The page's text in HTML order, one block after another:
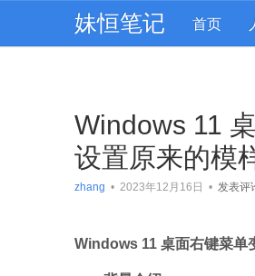
妹恒笔记 首页
Windows 11
设置原来的模
zhang • 2023年12月16日 • 发表评
Windows 11 桌面右键菜单